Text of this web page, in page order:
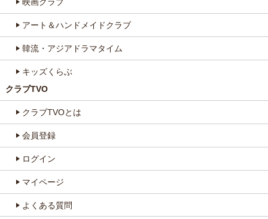
映画クラブ
アート＆ハンドメイドクラブ
韓流・アジアドラマタイム
キッズくらぶ
クラブTVO
クラブTVOとは
会員登録
ログイン
マイページ
よくある質問